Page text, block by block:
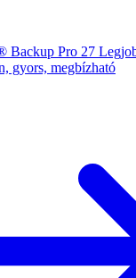
Backup Pro 27
gyors, megbízható